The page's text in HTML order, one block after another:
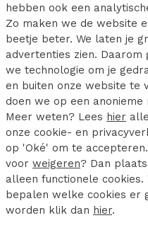
hebben ook een
Zo maken we de website
beetje beter. We laten je
advertenties zien. Daarom
we technologie om je
en buiten onze website te
doen we op een anonieme
Meer weten? Lees hier
onze cookie- en
op 'Oké' om te
voor weigeren? Dan
alleen functionele cookies.
bepalen welke cookies er
worden klik dan hier.